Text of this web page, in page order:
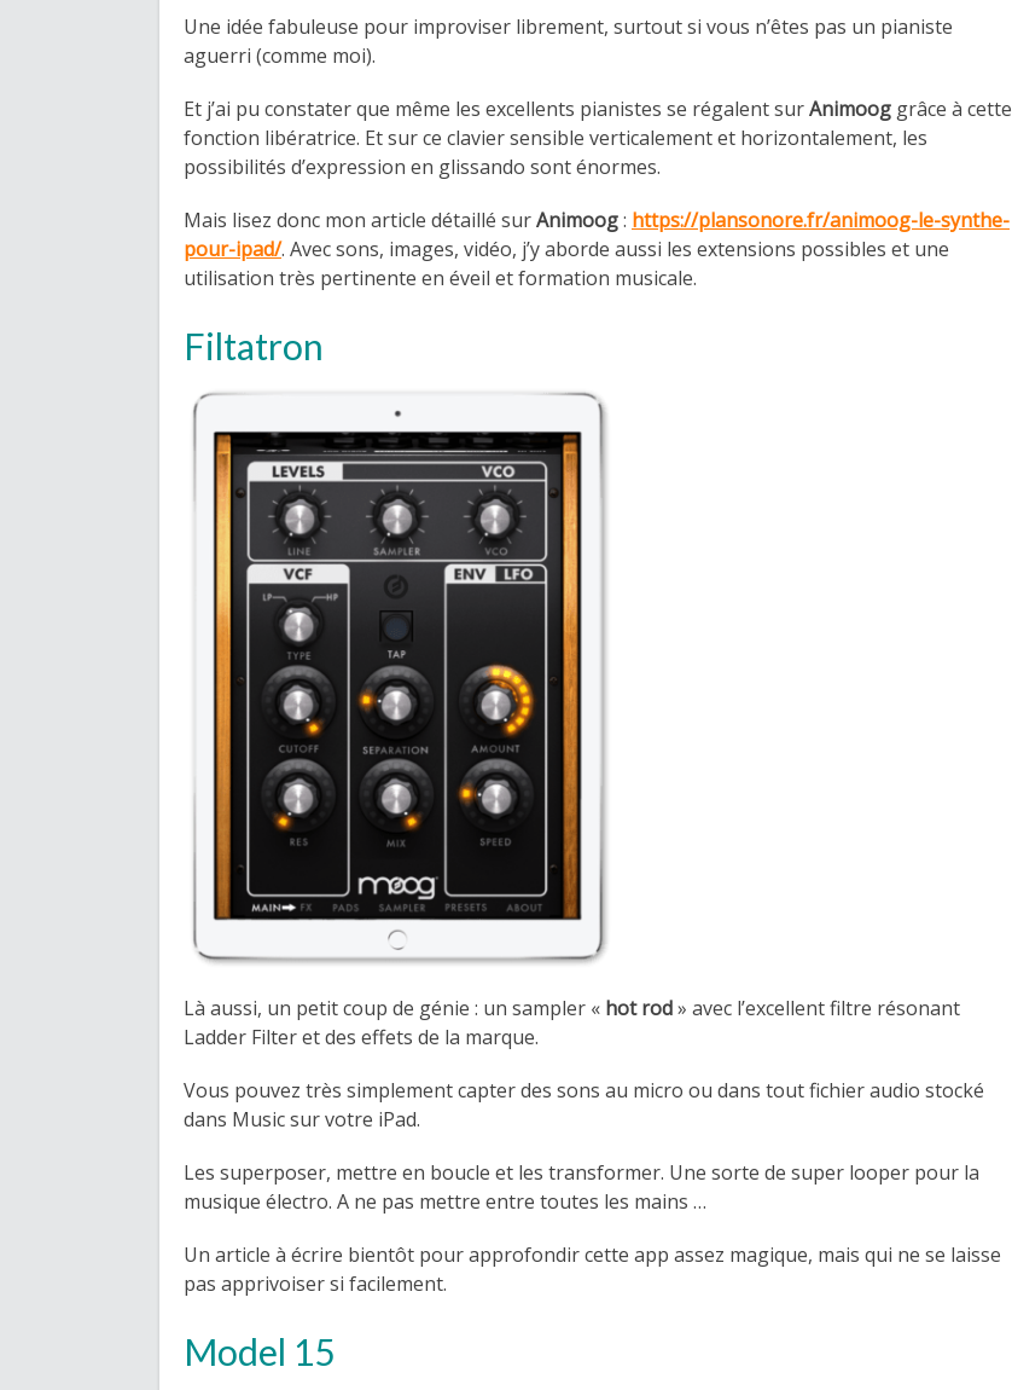
Une idée fabuleuse pour improviser librement, surtout si vous n’êtes pas un pianiste
aguerri (comme moi).
Et j’ai pu constater que même les excellents pianistes se régalent surAnimoog grâce à cette
fonction libératrice. Et sur ce clavier sensible verticalement et horizontalement, les
possibilités d’expression en glissando sont énormes.
Mais lisez donc mon article détaillé surAnimoog: https://plansonore.fr/animoog-le-synthe-
pour-ipad/. Avec sons, images, vidéo, j’y aborde aussi les extensions possibles et une
utilisation très pertinente en éveil et formation musicale.
Filtatron
Là aussi, un petit coup de génie : un sampler « hot rod» avec l’excellent filtre résonant
Ladder Filter et des effets de la marque.
Vous pouvez très simplement capter des sons au micro ou dans tout fichier audio stocké
dans Music sur votre iPad.
Les superposer, mettre en boucle et les transformer. Une sorte de super looper pour la
musique électro. A ne pas mettre entre toutes les mains …
Un article à écrire bientôt pour approfondir cette app assez magique, mais qui ne se laisse
pas apprivoiser si facilement.
Model 15